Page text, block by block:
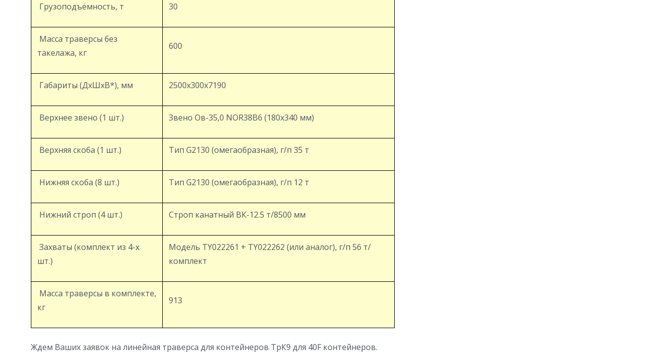
Грузоподъёмность, т 30
Масса траверсы без
такелажа, кг
600
Габариты (ДхШхВ*), мм 2500х300х7190
Верхнее звено (1 шт.) Звено Ов-35,0 NOR38B6 (180х340 мм)
Верхняя скоба (1 шт.) Тип G2130 (омегаобразная), г/п 35 т
Нижняя скоба (8 шт.) Тип G2130 (омегаобразная), г/п 12 т
Нижний строп (4 шт.) Строп канатный ВК-12.5 т/8500 мм
Захваты (комплект из 4-х
шт.)
Модель TY022261 + TY022262 (или аналог), г/п 56 т/
комплект
Масса траверсы в комплекте,
кг
913
Ждем Ваших заявок на линейная траверса для контейнеров ТрК9 для 40F контейнеров.